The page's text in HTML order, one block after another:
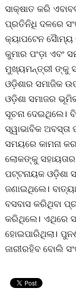
ସାକ୍ଷାତ କରି
ପ୍ରତିନିଧି ଦଳରେ
କ୍ୟାପଟେନ
କୁମାର ପଂଡ଼ା ଏବଂ
ମୁଖ୍ୟମନ୍ତ୍ରୀ ଙ୍କୁ
ଓଡ଼ିଶାର ସମାଜିକ
ଓଡ଼ିଶା ସମାଜର
ସୂଚନା ଦେଇଥିଲେ।
ସ୍ୱାଭାବିକ ଅବସ୍ତା
ସମୟରେ କାମନା
ଲୋକଙ୍କୁ
ପଟ୍ଟନାୟକ ଓଡ଼ିଶା
ଜଣାଇଥିଲେ।
ବସବାସ କରିଥିବା
କରିଥିଲେ। ଏଥିରେ
ହୋଇପାରିଥିଲା।
ଜାରୀରହିବ ବୋଲି